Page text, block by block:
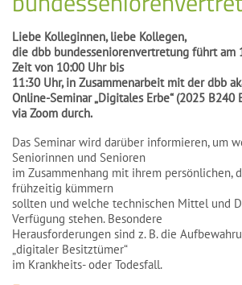
Liebe Kolleginnen, liebe Kollegen,
die dbb bundesseniorenvertretung führt am
Zeit von 10:00 Uhr bis
11:30 Uhr, in Zusammenarbeit mit der dbb
Online-Seminar „Digitales Erbe“ (2025 B240
via Zoom durch.
Das Seminar wird darüber informieren, um
Seniorinnen und Senioren
im Zusammenhang mit ihrem persönlichen,
frühzeitig kümmern
sollten und welche technischen Mittel und
Verfügung stehen. Besondere
Herausforderungen sind z. B. die
„digitaler Besitztümer“
im Krankheits- oder Todesfall.